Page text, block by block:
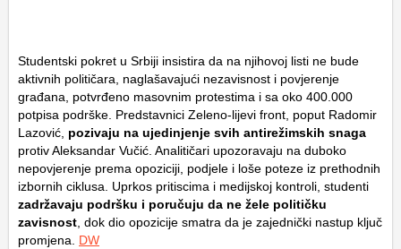
Studentski pokret u Srbiji insistira da na njihovoj listi ne bude
aktivnih političara, naglašavajući nezavisnost i povjerenje
građana, potvrđeno masovnim protestima i sa oko 400.000
potpisa podrške. Predstavnici Zeleno-lijevi front , poput Radomir
Lazović pozivaju na ujedinjenje svih antirežimskih snaga
protivAleksandar Vučić . Analitičari upozoravaju na duboko
nepovjerenje prema opoziciji, podjele i loše poteze iz prethodnih
izbornih ciklusa. Uprkos pritiscima i medijskoj kontroli, studenti
zadržavaju podršku i poručuju da ne žele političku
zavisnost , dok dio opozicije smatra da je zajednički nastup ključ
promjena. DW